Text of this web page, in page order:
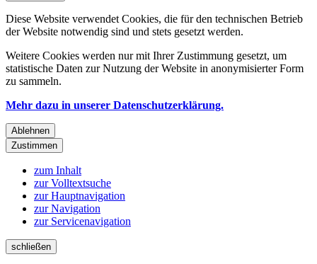
Diese Website verwendet Cookies, die für den technischen Betrieb
der Website notwendig sind und stets gesetzt werden.
Weitere Cookies werden nur mit Ihrer Zustimmung gesetzt, um
statistische Daten zur Nutzung der Website in anonymisierter Form
zu sammeln.
Mehr dazu in unserer Datenschutzerklärung.
Ablehnen
Zustimmen
zum Inhalt
zur Volltextsuche
zur Hauptnavigation
zur Navigation
zur Servicenavigation
schließen